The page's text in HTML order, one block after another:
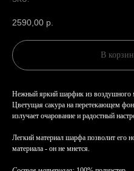
2590,00 р.
В
Нежный яркий шарфик из воздушного
Цветущая сакура на перетекающем
излучает очарование и радостный
Легкий материал шарфа позволит его
материала - он не мнется.